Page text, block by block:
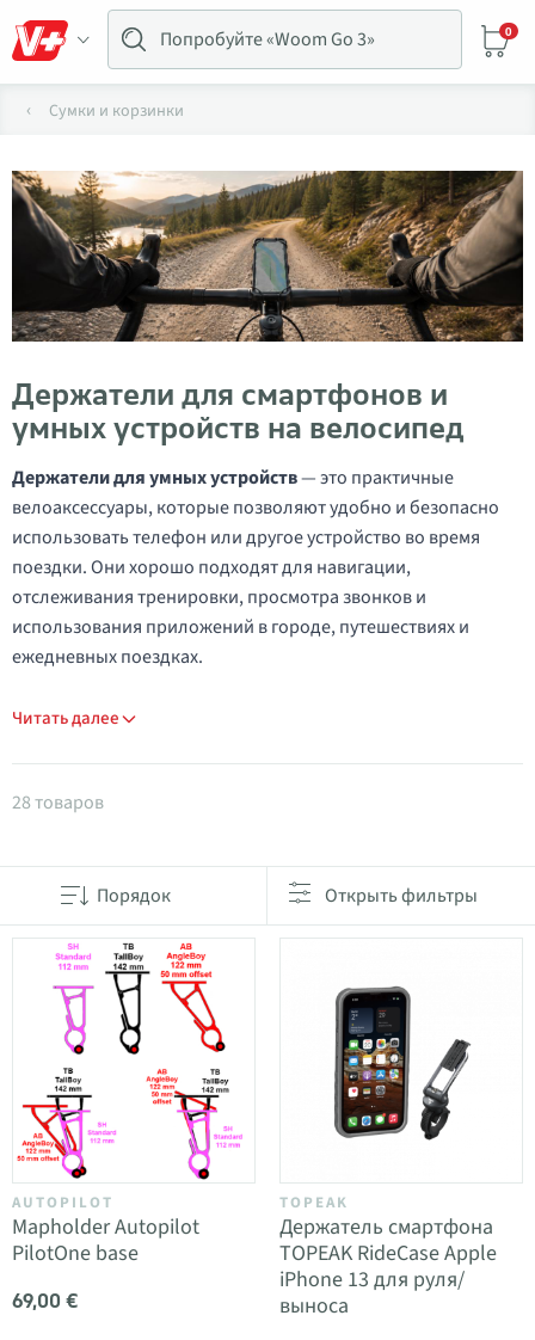
0
Сумки и корзинки
Держатели для смартфонов и
умных устройств на велосипед
Держатели для умных устройств— это практичные
велоаксессуары, которые позволяют удобно и безопасно
использовать телефон или другое устройство во время
поездки. Они хорошо подходят для навигации,
отслеживания тренировки, просмотра звонков и
использования приложений в городе, путешествиях и
ежедневных поездках.
Читать далее
Товары в категории Аксессуары для смартфонов
28 товаров
Порядок Открыть фильтры
AUTOPILOT
Mapholder Autopilot
PilotOne base
69,00 €
TOPEAK
Держатель смартфона
TOPEAK RideCase Apple
iPhone 13 для руля/
выноса